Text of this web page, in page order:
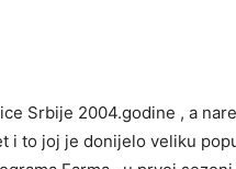
Srbije 2004.godine , a
i to joj je donijelo veliku